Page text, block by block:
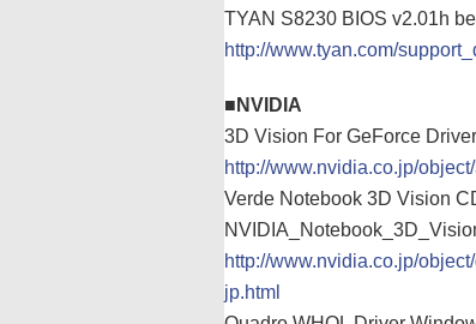
TYAN S8230 BIOS v2.01h
http://www.tyan.com/
■NVIDIA
3D Vision For GeForce Driver
http://www.nvidia.co.jp/
Verde Notebook 3D Vision
http://www.nvidia.co.jp/
jp.html